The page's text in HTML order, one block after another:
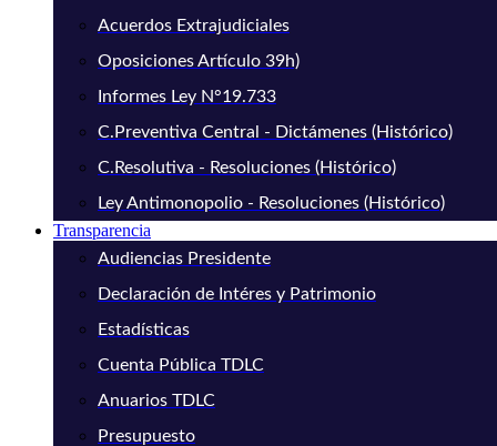
Acuerdos Extrajudiciales
Oposiciones Artículo 39h)
Informes Ley N°19.733
C.Preventiva Central - Dictámenes (Histórico)
C.Resolutiva - Resoluciones (Histórico)
Ley Antimonopolio - Resoluciones (Histórico)
Transparencia
Audiencias Presidente
Declaración de Intéres y Patrimonio
Estadísticas
Cuenta Pública TDLC
Anuarios TDLC
Presupuesto